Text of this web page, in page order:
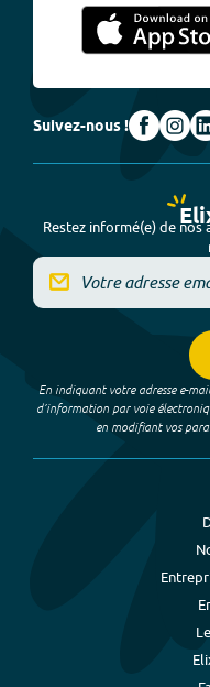
Suivez-nous !
Restez informé(e) de
En indiquant votre adresse e-
d’information par voie
en modifiant vos